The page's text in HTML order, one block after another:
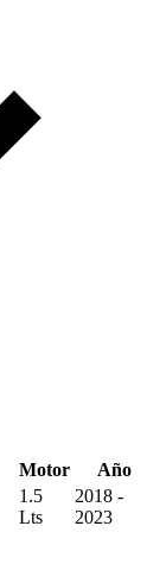
Motor
Año
1.5
Lts
2018 -
2023